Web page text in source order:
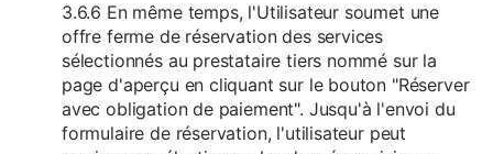
3.6.6 En même temps, l'Utilisateur soumet une
offre ferme de réservation des services
sélectionnés au prestataire tiers nommé sur la
page d'aperçu en cliquant sur le bouton "Réserver
avec obligation de paiement". Jusqu'à l'envoi du
formulaire de réservation, l'utilisateur peut